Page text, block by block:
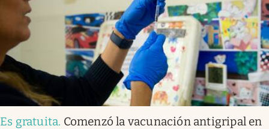
Es gratuita. Comenzó la vacunación antigripal en